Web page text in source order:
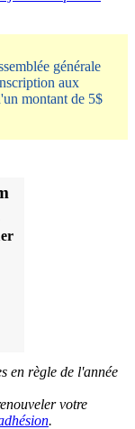
générale
aux
montant de 5$
en règle de l'année
votre
.